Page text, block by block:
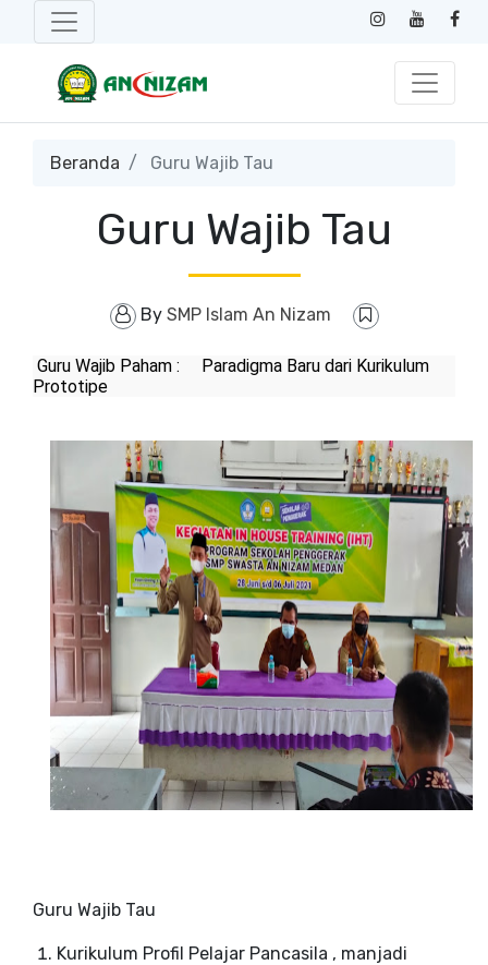
Beranda Guru Wajib Tau
Guru Wajib Tau
By SMP Islam An Nizam
Guru Wajib Paham :
Paradigma Baru dari Kurikulum
Prototipe
Guru Wajib Tau
Kurikulum Profil Pelajar Pancasila , manjadi